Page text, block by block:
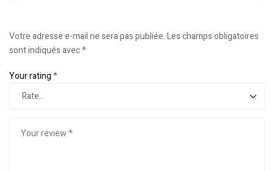
Votre adresse e-mail ne sera pas publiée.Les champs obligatoires
sont indiqués avec*
Your rating*